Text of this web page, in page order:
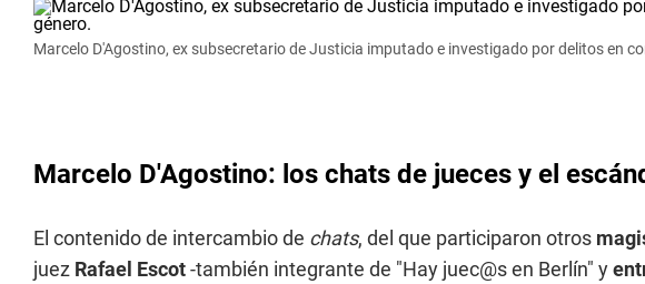
Marcelo D'Agostino, ex subsecretario de Justicia imputado e investigado por delitos en
Marcelo D'Agostino: los chats de jueces y el
El contenido de intercambio de chats, del que participaron otros
juez Rafael Escot-también integrante de "Hay juec@s en Berlín" y